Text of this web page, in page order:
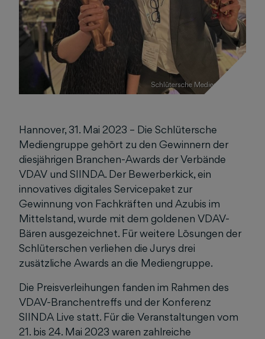
Schlütersche Mediengruppe
Hannover, 31. Mai 2023 – Die Schlütersche
Mediengruppe gehört zu den Gewinnern der
diesjährigen Branchen-Awards der Verbände
VDAV und SIINDA. Der Bewerberkick, ein
innovatives digitales Servicepaket zur
Gewinnung von Fachkräften und Azubis im
Mittelstand, wurde mit dem goldenen VDAV-
Bären ausgezeichnet. Für weitere Lösungen der
Schlüterschen verliehen die Jurys drei
zusätzliche Awards an die Mediengruppe.
Die Preisverleihungen fanden im Rahmen des
VDAV-Branchentreffs und der Konferenz
SIINDA Live statt. Für die Veranstaltungen vom
21. bis 24. Mai 2023 waren zahlreiche